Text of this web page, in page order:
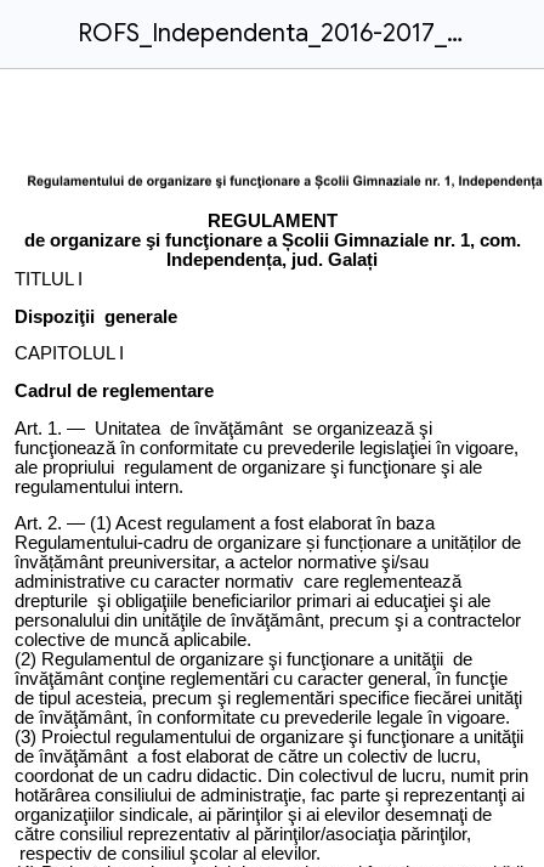
ROFS_Independenta_2016-2017_draft.doc
REGULAMENT
de organizare şi funcţionare aȘcolii Gimnaziale nr. 1, com.
Independența, jud. Galați
TITLUL I
Dispoziţii generale
CAPITOLUL I
Cadrul de reglementare
Art. 1. — Unitatea de învăţământ se organizează şi
funcţionează în conformitate cu prevederile legislaţiei în vigoare,
ale propriului regulament de organizare şi funcţionare şi ale
regulamentului intern.
Art. 2. — (1) Acest regulament a fost elaboratîn baza
Regulamentului-cadru de organizare și funcționare a unităților de
învățământ preuniversitar, a actelor normative şi/sau
administrative cu caracter normativ care reglementează
drepturile şi obligaţiile beneficiarilor primari ai educaţiei şi ale
personalului din unităţile de învăţământ, precum şi a contractelor
colective de muncă aplicabile.
(2) Regulamentul de organizare şi funcţionare a unităţii de
învăţământ conţine reglementări cu caracter general, în funcţie
de tipul acesteia, precum şi reglementări specifice fiecărei unităţi
de învăţământ, în conformitate cu prevederile legale în vigoare.
(3) Proiectul regulamentului de organizare şi funcţionare a unităţii
de învăţământ a fost elaborat de către un colectiv de lucru,
coordonat de un cadru didactic. Din colectivul de lucru, numit prin
hotărârea consiliului de administraţie, fac parte şi reprezentanţi ai
organizaţiilor sindicale, ai părinţilor şi ai elevilor desemnaţi de
către consiliul reprezentativ al părinţilor/asociaţia părinţilor,
respectiv de consiliul şcolar al elevilor.